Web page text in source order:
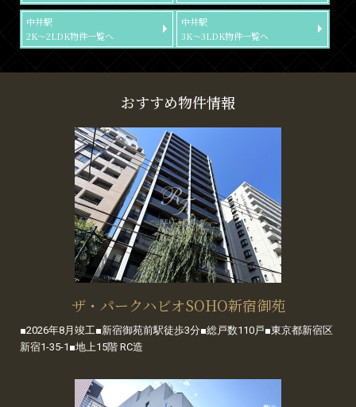
中井駅
2K～2LDK物件一覧へ
中井駅
3K～3LDK物件一覧へ
おすすめ物件情報
ザ・パークハビオSOHO新宿御苑
■2026年8月竣工■新宿御苑前駅徒歩3分■総戸数110戸■東京都新宿区
新宿1-35-1■地上15階 RC造